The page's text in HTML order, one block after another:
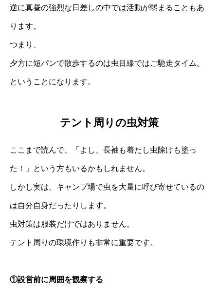
逆に真昼の強烈な日差しの中では活動が弱まることもあ
ります。
つまり、
夕方に短パンで散歩するのは虫目線ではご馳走タイム。
ということになります。
テント周りの虫対策
ここまで読んで、「よし、長袖も着たし虫除けも塗っ
た！」という方もいるかもしれません。
しかし実は、キャンプ場で虫を大量に呼び寄せているの
は自分自身だったりします。
虫対策は服装だけではありません。
テント周りの環境作りも非常に重要です。
①設営前に周囲を観察する